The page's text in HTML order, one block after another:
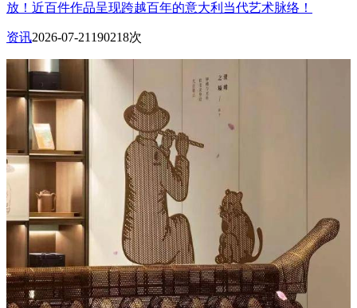
放！近百件作品呈现跨越百年的意大利当代艺术脉络！
资讯2026-07-21 190218次